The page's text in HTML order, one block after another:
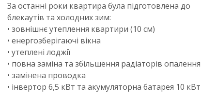
За останні роки квартира була підготовлена до
блекаутів та холодних зим:
• зовнішнє утеплення квартири (10 см)
• енергозберігаючі вікна
• утеплені лоджії
• повна заміна та збільшення радіаторів опалення
• замінена проводка
• інвертор 6,5 кВт та акумуляторна батарея 10 кВт